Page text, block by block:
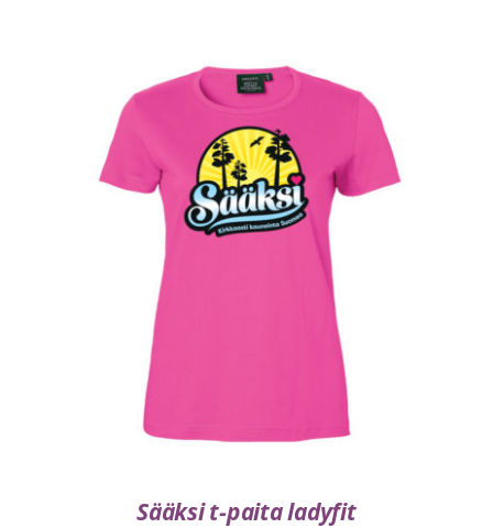
VALITSE VAIHTOEHDOISTA LISÄTIEDOT
Sääksi t-paita ladyfit